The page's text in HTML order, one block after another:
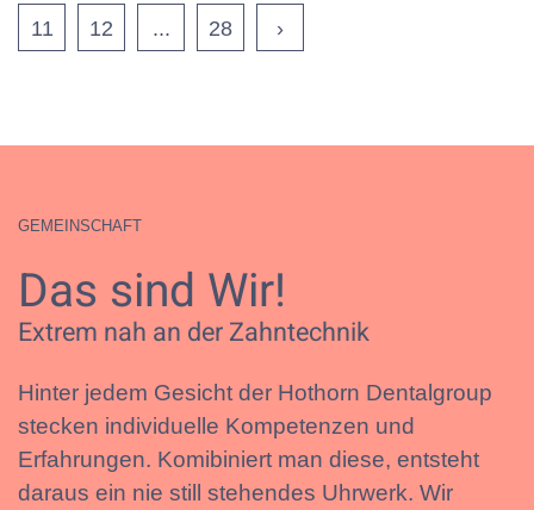
11 12 ... 28 ›
GEMEINSCHAFT
Das sind Wir!
Extrem nah an der Zahntechnik
Hinter jedem Gesicht der Hothorn Dentalgroup
stecken individuelle Kompetenzen und
Erfahrungen. Komibiniert man diese, entsteht
daraus ein nie still stehendes Uhrwerk. Wir